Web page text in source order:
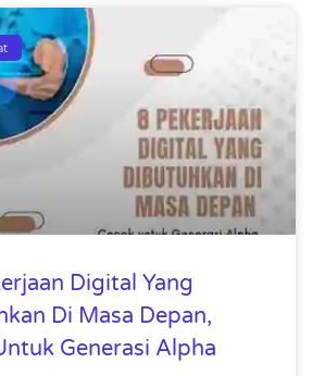
Digital Yang
Di Masa Depan,
Generasi Alpha